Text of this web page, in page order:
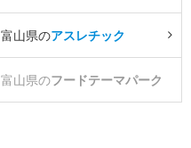
富山県のアスレチック
富山県のフードテーマパーク